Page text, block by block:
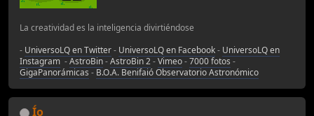
La creatividad es la inteligencia divirtiéndose
- UniversoLQ en Twitter- UniversoLQ en Facebook- UniversoLQ en
Instagram -AstroBin-AstroBin 2-Vimeo-7000 fotos -
GigaPanorámicas - B.O.A. Benifaió Observatorio Astronómico
Ío